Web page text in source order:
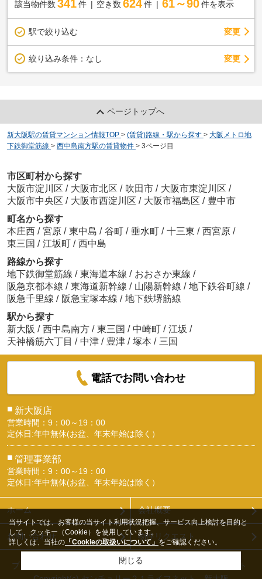
該当物件数 341件 空き数 624 件 61～90 件を表示
駅で絞り込む 変更
絞り込み条件： なし 変更
ページトップへ
新大阪駅の賃貸マンション情報TOP > (賃貸)路線・駅から探す > 大阪メトロ地
下鉄御堂筋線 > 西中島南方駅の賃貸物件 > 3ページ目
市区町村から探す
大阪市淀川区 / 大阪市北区 / 吹田市 / 大阪市東淀川区 /
大阪市中央区 / 大阪市西淀川区 / 大阪市福島区 / 豊中市
町名から探す
本庄西 / 宮原 / 東中島 / 谷町 / 垂水町 / 十三東 / 西宮原 /
東三国 / 江坂町 / 西中島
路線から探す
地下鉄御堂筋線 / 東海道本線 / おおさか東線 /
阪急京都本線 / 東海道新幹線 / 山陽新幹線 / 地下鉄谷町線 /
阪急千里線 / 阪急宝塚本線 / 地下鉄堺筋線
駅から探す
新大阪 / 西中島南方 / 東三国 / 中崎町 / 江坂 /
天神橋筋六丁目 / 中津 / 豊津 / 塚本 / 三国
電話でお問い合わせ
■ 新大阪店
営業時間：9：00～19：00
定休日:年中無休(お盆、年末年始は除く）
■ 管理事業部
営業時間：9：00～19：00
定休日:年中無休(お盆、年末年始は除く）
ホーム 会社概要
お問い合わせ 物件リクエスト
プライバシーポリシー 利用規約
PCサイト
当サイトでは、お客様の当サイト利用状況把握、サービス向上検討を目的と
して、クッキー（Cookie）を使用しています。
詳しくは、当社の 「Cookieの取扱いについて」をご確認ください。
閉じる